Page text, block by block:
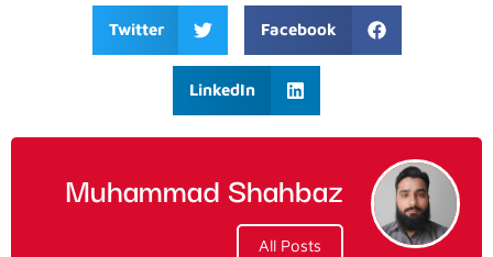
Facebook
Twitter
LinkedIn
Muhammad Shahbaz
All Posts